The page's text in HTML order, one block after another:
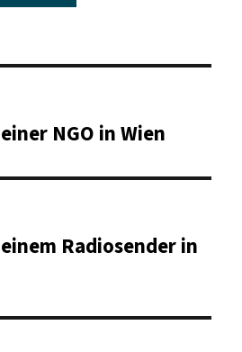
NGO in Wien
Radiosender in